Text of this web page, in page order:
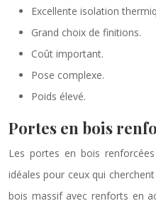
Excellente isolation
Grand choix de finitions.
Coût important.
Pose complexe.
Poids élevé.
Portes en bois
Les portes en bois
idéales pour ceux qui
bois massif avec renforts en